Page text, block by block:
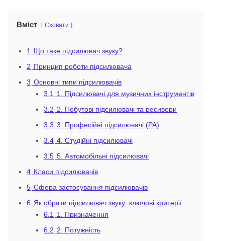
Вміст Сховати
1 Що таке підсилювач звуку?
2 Принцип роботи підсилювача
3 Основні типи підсилювачів
3.1
1. Підсилювачі для музичних інструментів
3.2 2. Побутові підсилювачі та ресивери
3.3 3. Професійні підсилювачі (PA)
3.4 4. Студійні підсилювачі
3.5 5. Автомобільні підсилювачі
4 Класи підсилювачів
5 Сфера застосування підсилювачів
6 Як обрати підсилювач звуку: ключові критерії
6.1
1. Призначення
6.2 2. Потужність